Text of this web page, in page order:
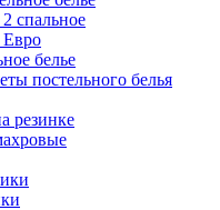
спальное
Евро
белье
постельного белья
резинке